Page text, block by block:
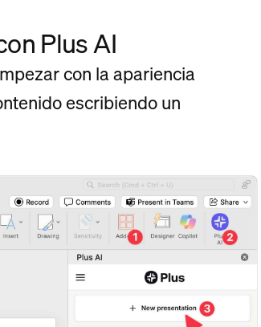
Plus AI
con la apariencia
escribiendo un